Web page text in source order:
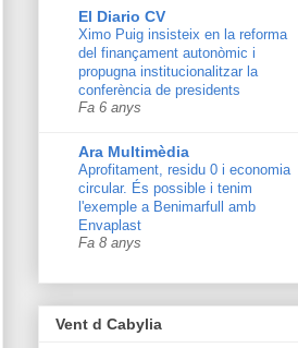
El Diario CV
Ximo Puig insisteix en la reforma
del finançament autonòmic i
propugna institucionalitzar la
conferència de presidents
Fa 6 anys
Ara Multimèdia
Aprofitament, residu 0 i economia
circular. És possible i tenim
l'exemple a Benimarfull amb
Envaplast
Fa 8 anys
Vent d Cabylia